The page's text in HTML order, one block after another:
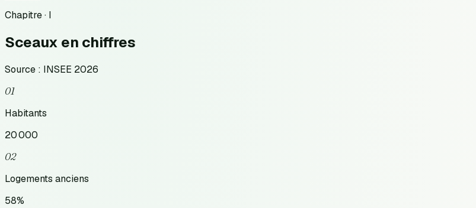
Chapitre · I
Sceaux en chiffres
Source : INSEE 2026
01
Habitants
20 000
02
Logements anciens
58%